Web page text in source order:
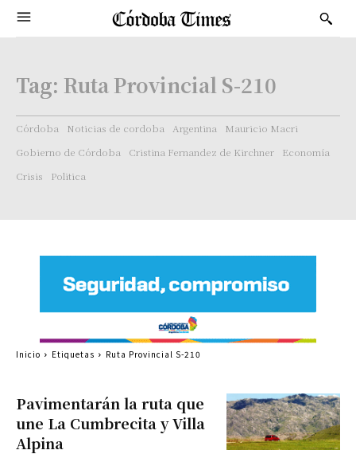
Tag: Ruta Provincial S-210
Córdoba Noticias de cordoba Argentina
Mauricio Macri
Gobierno de Córdoba
Cristina Fernandez de Kirchner
Economía
Crisis
Politica
Pavimentarán la ruta que
une La Cumbrecita y Villa
Alpina
Inicio Etiquetas Ruta Provincial S-210